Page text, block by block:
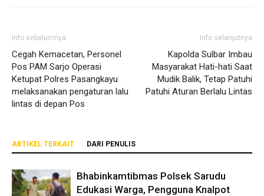
Info sebelumnya
Cegah Kemacetan, Personel
Pos PAM Sarjo Operasi
Ketupat Polres Pasangkayu
melaksanakan pengaturan lalu
lintas di depan Pos
Info selanjutnya
Kapolda Sulbar Imbau
Masyarakat Hati-hati Saat
Mudik Balik, Tetap Patuhi
Patuhi Aturan Berlalu Lintas
ARTIKEL TERKAIT DARI PENULIS
Bhabinkamtibmas Polsek Sarudu
Edukasi Warga, Pengguna Knalpot